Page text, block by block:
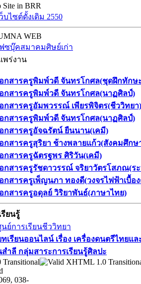
Site in BRR
บไซต์ดั้งเดิม 2550
WEB
ฟซบุ๊คสมาคมศิษย์เก่า
พร่งาน
อกสารครูพิมพ์วดี จันทรโกศล(ชุดฝึกทักษ
อกสารครูพิมพ์วดี จันทรโกศล(นาฏศิลป์)
อกสารครูอัมพวรรณ์ เพียรพิจิตร(ชีววิทยา)
อกสารครูพิมพ์วดี จันทรโกศล(นาฏศิลป์)
อกสารครูอัจฉรัตน์ ยืนนาน(เคมี)
อกสารครูสุริยา ช้างพลายแก้ว(สังคมศึกษ
อกสารครูฉัตรฐพร ศิริวัน(เคมี)
อกสารครูรัชดาวรรณ์ จริยาวัตรโสภณ(ร
อกสารครูเพ็ญนภา ทองดี(วงจรไฟฟ้าเบื้อ
อกสารครูอดุลย์ วิริยาพันธ์(ภาษาไทย)
รียนรู้
ย์การเรียนชีววิทยา
เรียนออนไลน์​ เรื่อง​ เครื่องดนตรีไทย
ำลี​ กลุ่มสาระการเรียนรู้ศิลปะ
038-